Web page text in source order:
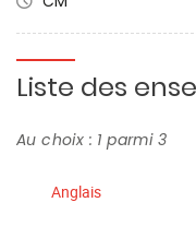
Liste des
Au choix : 1 parmi 3
Anglais